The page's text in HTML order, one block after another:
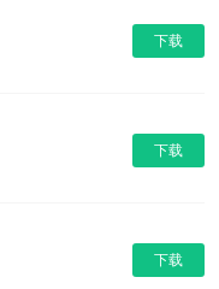
下载
下载
下载